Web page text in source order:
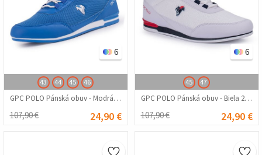
6
43 44 45 46
GPC POLO Pánská obuv - Modrá 20210835430
107,90 € 24,90 €
6
45 47
GPC POLO Pánská obuv - Biela 20210835260
107,90 € 24,90 €